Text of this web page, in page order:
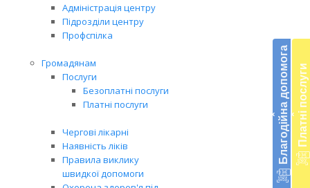
Адміністрація центру
Підрозділи центру
Профспілка
Громадянам
Послуги
Безоплатні послуги
Платні послуги
Чергові лікарні
Наявність ліків
Правила виклику
швидкої допомоги
‹ Благодійна допомога ‹ Платні послуги